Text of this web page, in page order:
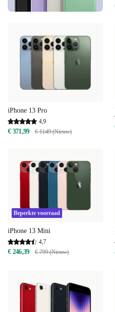
iPhone 13 Pro
4,9
€ 371,99 € 1149 (Nieuw)
Beperkte voorraad
iPhone 13 Mini
4,7
€ 246,39 € 799 (Nieuw)